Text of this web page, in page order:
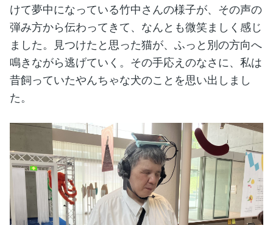
けて夢中になっている竹中さんの様子が、その声の
弾み方から伝わってきて、なんとも微笑ましく感じ
ました。見つけたと思った猫が、ふっと別の方向へ
鳴きながら逃げていく。その手応えのなさに、私は
昔飼っていたやんちゃな犬のことを思い出しまし
た。